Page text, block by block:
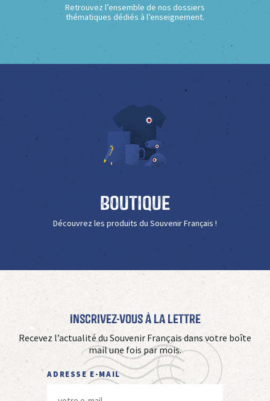
Retrouvez l’ensemble de nos dossiers
thématiques dédiés à l’enseignement.
Boutique
Découvrez les produits du Souvenir Français !
Inscrivez-vous à La Lettre
Recevez l’actualité du Souvenir Français dans votre boîte
mail une fois par mois.
ADRESSE E-MAIL